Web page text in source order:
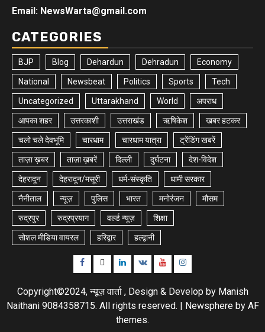
Email: NewsWarta@gmail.com
CATEGORIES
BJP Blog Dehardun Dehradun Economy
National Newsbeat Politics Sports Tech
Uncategorized Uttarakhand World अपराध
आपका शहर उत्तरकाशी उत्तराखंड ऋषिकेश खबर हटकर
चलो चले देवभूमि चारधाम चारधाम यात्रा ट्रेंडिंग खबरें
ताज़ा ख़बर ताज़ा ख़बरें दिल्ली दुर्घटना देश-विदेश
देहरादून देहरादून/मसूरी धर्म-संस्कृति धामी सरकार
नैनीताल न्यूज़ पुलिस भारत मनोरंजन मौसम
रुद्रपुर रुद्रप्रयाग वर्ल्ड न्यूज़ शिक्षा
सोशल मीडिया वायरल हरिद्वार हल्द्वानी
Facebook
TwitterLinkedin
VK YoutubeInstagram
Copyright©2024, न्यूज़ वार्ता , Design & Develop by Manish
Naithani 9084358715. All rights reserved. | Newsphereby AF
themes.